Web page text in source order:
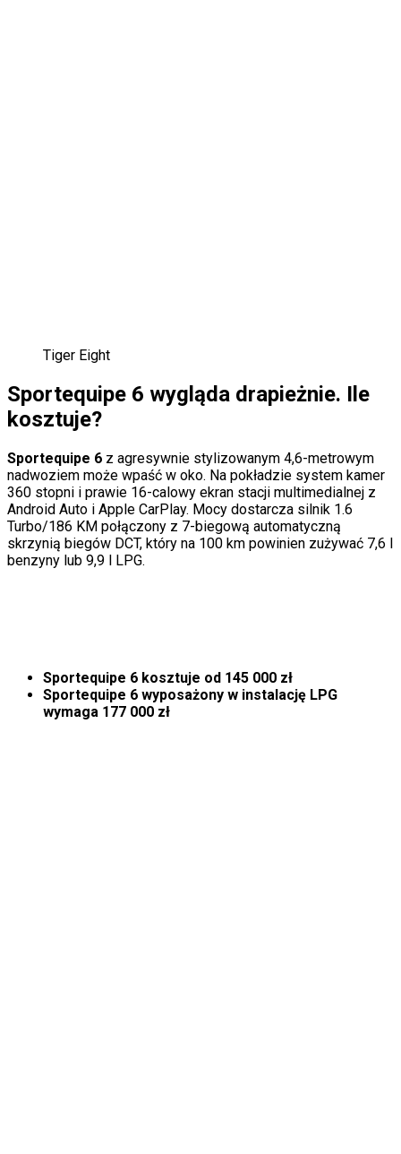
Tiger Eight
Sportequipe 6 wygląda drapieżnie. Ile
kosztuje?
Sportequipe 6 z agresywnie stylizowanym 4,6-metrowym
nadwoziem może wpaść w oko. Na pokładzie system kamer
360 stopni i prawie 16-calowy ekran stacji multimedialnej z
Android Auto i Apple CarPlay. Mocy dostarcza silnik 1.6
Turbo/186 KM połączony z 7-biegową automatyczną
skrzynią biegów DCT, który na 100 km powinien zużywać 7,6 l
benzyny lub 9,9 l LPG.
Sportequipe 6 kosztuje od 145 000 zł
Sportequipe 6 wyposażony w instalację LPG
wymaga 177 000 zł